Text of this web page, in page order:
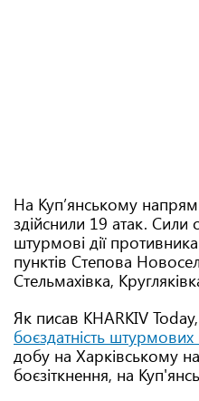
На Куп’янському
здійснили 19 атак. Сили
штурмові дії
пунктів Степова
Стельмахівка,
Як писав KHARKIV Today,
боєздатність
добу на Харківському
боєзіткнення, на